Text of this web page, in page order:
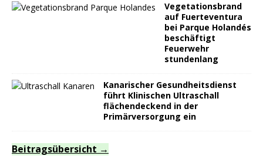
Vegetationsbrand
auf Fuerteventura
bei Parque Holandés
beschäftigt
Feuerwehr
stundenlang
Kanarischer Gesundheitsdienst
führt Klinischen Ultraschall
flächendeckend in der
Primärversorgung ein
Beitragsübersicht